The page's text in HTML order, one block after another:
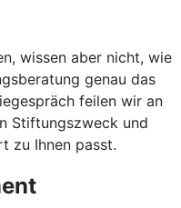
wissen aber nicht, wie
genau das
feilen wir an
Stiftungszweck und
zu Ihnen passt.